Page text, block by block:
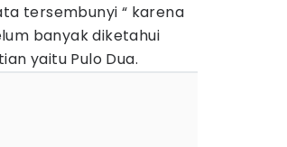
tersembunyi “ karena
banyak diketahui
yaitu Pulo Dua.